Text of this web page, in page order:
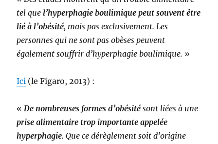
tel que l’hyperphagie boulimique peut souvent être
lié à l’obésité, mais pas exclusivement. Les
personnes qui ne sont pas obèses peuvent
également souffrir d’hyperphagie boulimique. »
Ici (le Figaro, 2013) :
«De nombreuses formes d’obésité sont liées à une
prise alimentaire trop importante appelée
hyperphagie. Que ce dérèglement soit d’origine